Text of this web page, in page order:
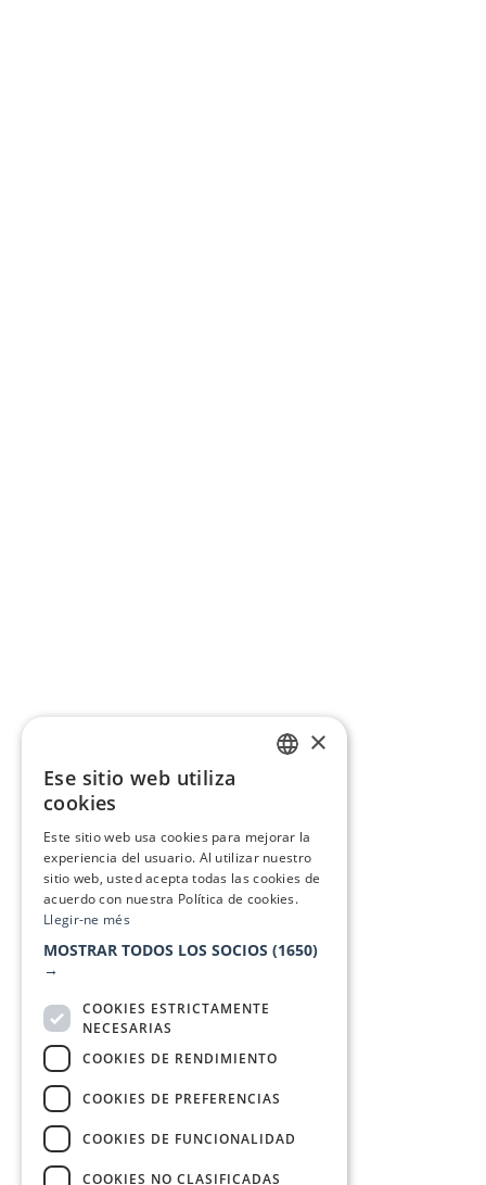
×
Ese sitio web utiliza
cookies
Este sitio web usa cookies para mejorar la
experiencia del usuario. Al utilizar nuestro
sitio web, usted acepta todas las cookies de
acuerdo con nuestra Política de cookies.
Llegir-ne més
MOSTRAR TODOS LOS SOCIOS (1650)
→
COOKIES ESTRICTAMENTE
NECESARIAS
COOKIES DE RENDIMIENTO
COOKIES DE PREFERENCIAS
COOKIES DE FUNCIONALIDAD
COOKIES NO CLASIFICADAS